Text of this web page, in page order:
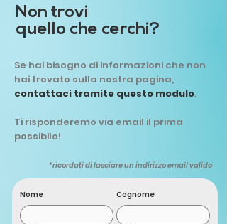
dopo aver inserito i tuoi dai e aver
scelto il tipo di consegna.
Non sei sicuro dell'acquisto?
Procedi comunque serenamente
e prendi il prodotto che ti serve: se
sostituirlo o restituirlo e ti
rimborseremo l'intero acquisto
saperne di più vedi le nostre
Condizioni Generali di Vendita.
Non trovi
quello che cerchi?
Se hai bisogno di informazioni che non
hai trovato sulla nostra pagina,
contattaci tramite questo modulo.
Ti risponderemo via email il prima
possibile!
*ricordati di lasciare un indirizzo email valido
Nome Cognome